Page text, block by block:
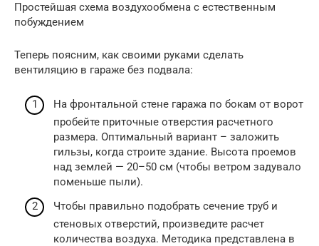
Простейшая схема воздухообмена с естественным
побуждением
Теперь поясним, как своими руками сделать
вентиляцию в гараже без подвала:
На фронтальной стене гаража по бокам от ворот
пробейте приточные отверстия расчетного
размера. Оптимальный вариант – заложить
гильзы, когда строите здание. Высота проемов
над землей — 20–50 см (чтобы ветром задувало
поменьше пыли).
Чтобы правильно подобрать сечение труб и
стеновых отверстий, произведите расчет
количества воздуха. Методика представлена в